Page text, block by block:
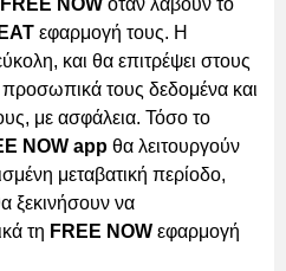
εφαρμογή τους. Η
και θα επιτρέψει στους
τους δεδομένα και
με ασφάλεια. Τόσο το
NOW app θα λειτουργούν
μεταβατική περίοδο,
ξεκινήσουν να
τη FREE NOW εφαρμογή